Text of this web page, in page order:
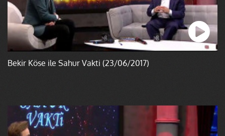
Bekir Köse ile Sahur Vakti (23/06/2017)